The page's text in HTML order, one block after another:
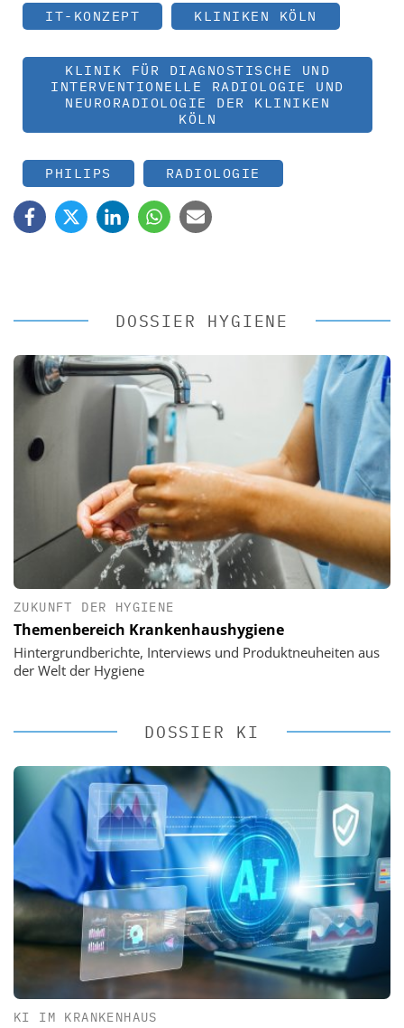
IT-KONZEPT KLINIKEN KÖLN
KLINIK FÜR DIAGNOSTISCHE UND
INTERVENTIONELLE RADIOLOGIE UND
NEURORADIOLOGIE DER KLINIKEN
KÖLN
PHILIPS RADIOLOGIE
DOSSIER HYGIENE
ZUKUNFT DER HYGIENE
Themenbereich Krankenhaushygiene
Hintergrundberichte, Interviews und Produktneuheiten aus
der Welt der Hygiene
DOSSIER KI
KI IM KRANKENHAUS